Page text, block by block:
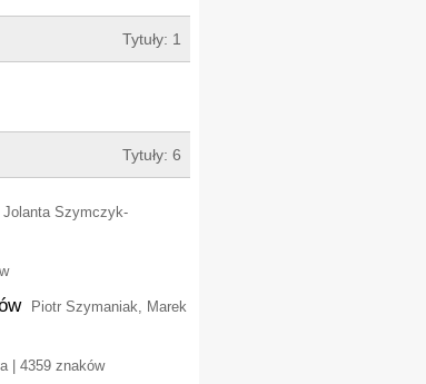
Tytuły: 1
Tytuły: 6
Jolanta Szymczyk-
Piotr Szymaniak, Marek
| 4359 znaków